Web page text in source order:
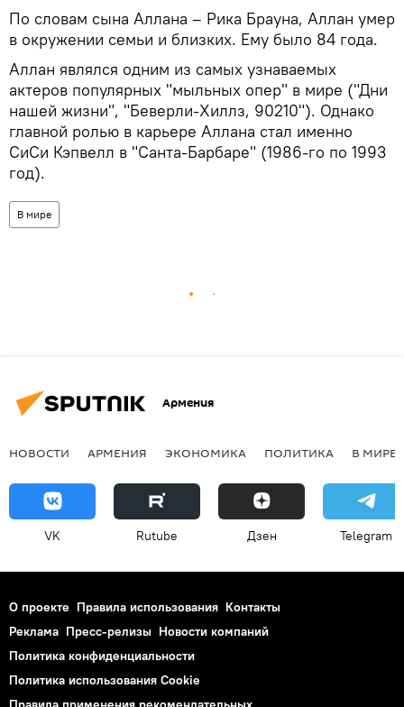
По словам сына Аллана – Рика Брауна, Аллан умер
в окружении семьи и близких. Ему было 84 года.
Аллан являлся одним из самых узнаваемых
актеров популярных "мыльных опер" в мире ("Дни
нашей жизни", "Беверли-Хиллз, 90210"). Однако
главной ролью в карьере Аллана стал именно
СиСи Кэпвелл в "Санта-Барбаре" (1986-го по 1993
год).
В мире
Армения
НОВОСТИ АРМЕНИЯ ЭКОНОМИКА ПОЛИТИКА В МИРЕ
VK Rutube Дзен Telegram
О проекте Правила использования Контакты
Реклама Пресс-релизы Новости компаний
Политика конфиденциальности
Политика использования Cookie